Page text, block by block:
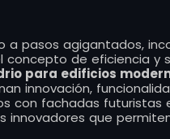
a pasos agigantados,
de eficiencia y
para edificios
innovación,
con fachadas futuristas
que